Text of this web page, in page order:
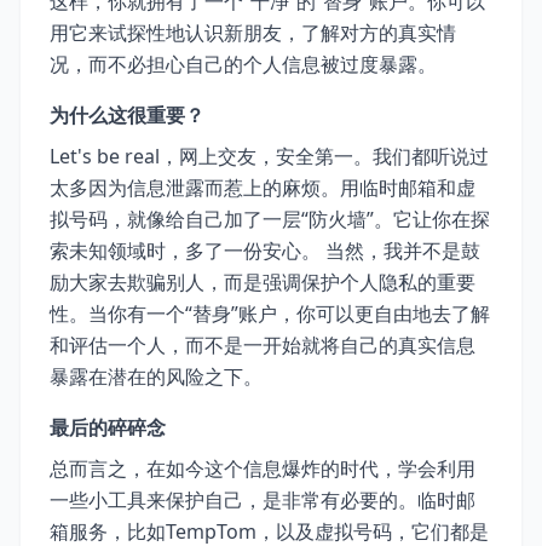
用它来试探性地认识新朋友，了解对方的真实情
况，而不必担心自己的个人信息被过度暴露。
为什么这很重要？
Let's be real，网上交友，安全第一。我们都听说过
太多因为信息泄露而惹上的麻烦。用临时邮箱和虚
拟号码，就像给自己加了一层“防火墙”。它让你在探
索未知领域时，多了一份安心。 当然，我并不是鼓
励大家去欺骗别人，而是强调保护个人隐私的重要
性。当你有一个“替身”账户，你可以更自由地去了解
和评估一个人，而不是一开始就将自己的真实信息
暴露在潜在的风险之下。
最后的碎碎念
总而言之，在如今这个信息爆炸的时代，学会利用
一些小工具来保护自己，是非常有必要的。临时邮
箱服务，比如TempTom，以及虚拟号码，它们都是